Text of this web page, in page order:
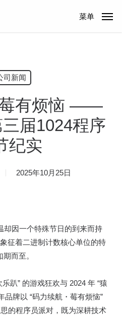
菜单
司新闻
莓有烦恼 ——
届1024程序
纪实
2025年10月25日
却因一个特殊节日的到来而持
征着二进制计数核心单位的特
而至。
趴” 的游戏狂欢与 2024 年 “猿
品牌以 “码力续航・莓有烦恼”
的程序员派对，既为深耕技术